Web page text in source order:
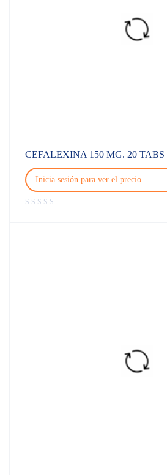
CEFALEXINA 150 MG. 20 TABS
Inicia sesión para ver el precio